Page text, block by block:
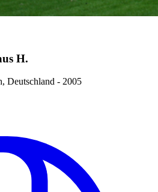
H.
Deutschland - 2005